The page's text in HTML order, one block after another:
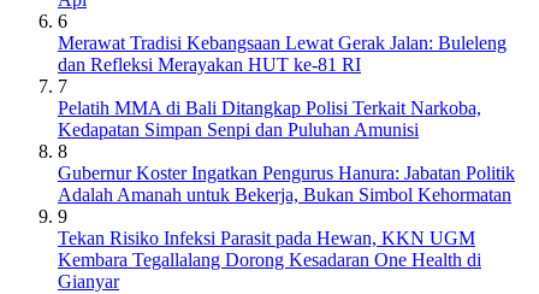
6
Merawat Tradisi Kebangsaan Lewat Gerak Jalan: Buleleng
dan Refleksi Merayakan HUT ke-81 RI
7
Pelatih MMA di Bali Ditangkap Polisi Terkait Narkoba,
Kedapatan Simpan Senpi dan Puluhan Amunisi
8
Gubernur Koster Ingatkan Pengurus Hanura: Jabatan Politik
Adalah Amanah untuk Bekerja, Bukan Simbol Kehormatan
9
Tekan Risiko Infeksi Parasit pada Hewan, KKN UGM
Kembara Tegallalang Dorong Kesadaran One Health di
Gianyar